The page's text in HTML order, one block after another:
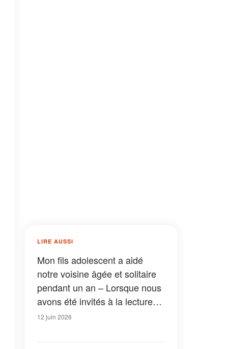
LIRE AUSSI
Mon fils adolescent a aidé
notre voisine âgée et solitaire
pendant un an – Lorsque nous
avons été invités à la lecture
finale de son testament, sa
12 juin 2026